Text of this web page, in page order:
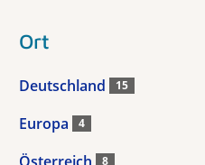
Ort
Deutschland 15
Europa 4
8